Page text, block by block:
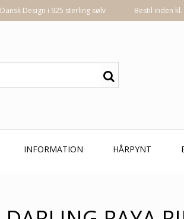
Dansk Design i 925 sterling sølv Bestil inden
INFORMATION HÅRPYNT